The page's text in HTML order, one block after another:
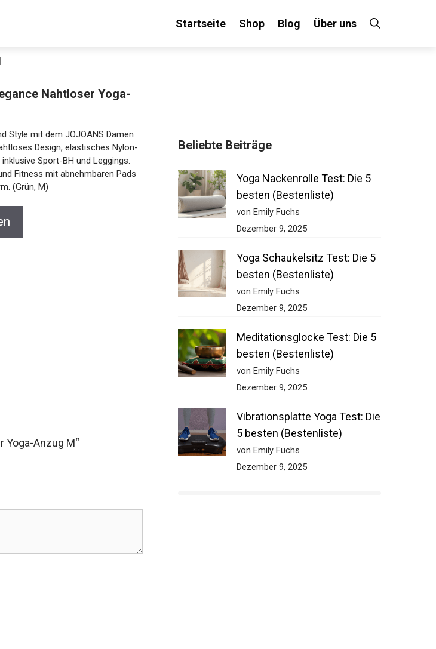
Startseite Shop Blog Über uns
Nahtloser Yoga-
Style mit dem JOJOANS Damen
Design, elastisches Nylon-
Sport-BH und Leggings.
Fitness mit abnehmbaren Pads
(Grün, M)
Yoga-Anzug M“
Beliebte Beiträge
Yoga Nackenrolle Test: Die 5
besten (Bestenliste)
von Emily Fuchs
Dezember 9, 2025
Yoga Schaukelsitz Test: Die 5
besten (Bestenliste)
von Emily Fuchs
Dezember 9, 2025
Meditationsglocke Test: Die 5
besten (Bestenliste)
von Emily Fuchs
Dezember 9, 2025
Vibrationsplatte Yoga Test: Die
5 besten (Bestenliste)
von Emily Fuchs
Dezember 9, 2025